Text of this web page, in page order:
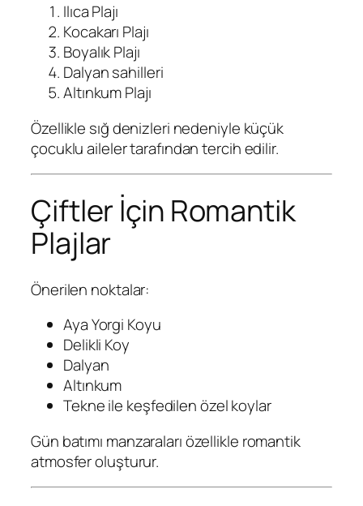
Ilıca Plajı
Kocakarı Plajı
Boyalık Plajı
Dalyan sahilleri
Altınkum Plajı
Özellikle sığ denizleri nedeniyle küçük
çocuklu aileler tarafından tercih edilir.
Çiftler İçin Romantik
Plajlar
Önerilen noktalar:
Aya Yorgi Koyu
Delikli Koy
Dalyan
Altınkum
Tekne ile keşfedilen özel koylar
Gün batımı manzaraları özellikle romantik
atmosfer oluşturur.